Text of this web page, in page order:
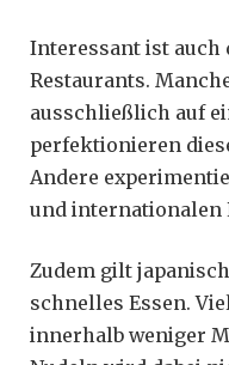
Interessant ist auch
Restaurants.
ausschließlich auf
perfektionieren
Andere
und internationalen
Zudem gilt
schnelles Essen.
innerhalb weniger